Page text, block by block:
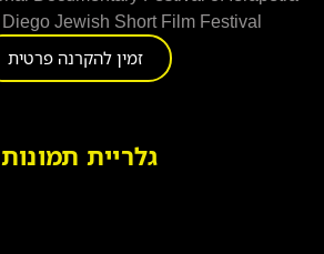
גלריית
Jewish Short Film Festival
זמין להקרנה פרטית